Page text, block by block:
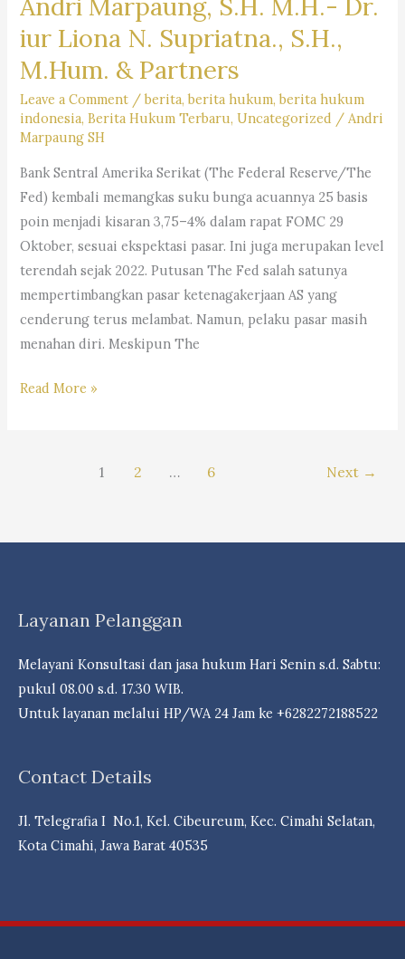
Liona
N.
Supriatna.,
S.H.,
M.Hum.
–
Andri
Marpaung,
S.H.
M.H.&
Partners
iur Liona N. Supriatna., S.H.,
M.Hum. & Partners
Leave a Comment /berita,berita hukum,berita hukum
indonesia,Berita Hukum Terbaru,Uncategorized /Andri
Marpaung SH
Bank Sentral Amerika Serikat (The Federal Reserve/The
Fed) kembali memangkas suku bunga acuannya 25 basis
poin menjadi kisaran 3,75–4% dalam rapat FOMC 29
Oktober, sesuai ekspektasi pasar. Ini juga merupakan level
terendah sejak 2022. Putusan The Fed salah satunya
mempertimbangkan pasar ketenagakerjaan AS yang
cenderung terus melambat. Namun, pelaku pasar masih
menahan diri. Meskipun The
#Trending:
dDna
Campuran
Berpeluang
Cuan- Law
Marpaung,
M.H.-
Dr.
N.
Read More »
1 2 … 6 Next →
Layanan Pelanggan
Melayani Konsultasi dan jasa hukum Hari Senin s.d. Sabtu:
pukul 08.00 s.d. 17.30 WIB.
Untuk layanan melalui HP/WA 24 Jam ke +6282272188522
Contact Details
Jl. Telegrafia I No.1, Kel. Cibeureum, Kec. Cimahi Selatan,
Kota Cimahi, Jawa Barat 40535